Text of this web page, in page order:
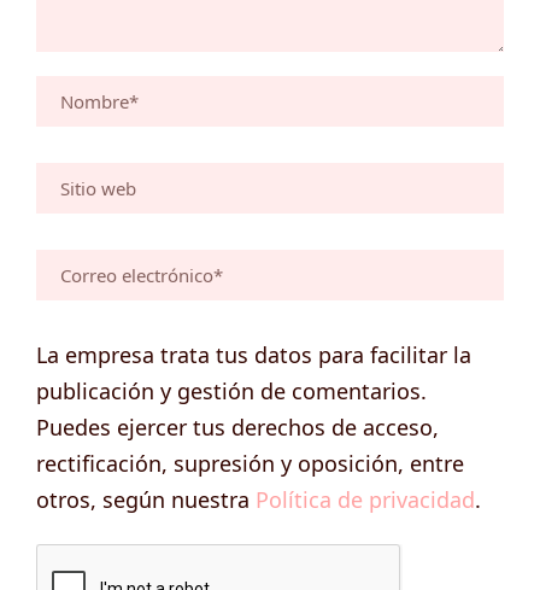
La empresa trata tus datos para facilitar la
publicación y gestión de comentarios.
Puedes ejercer tus derechos de acceso,
rectificación, supresión y oposición, entre
otros, según nuestra Política de privacidad.